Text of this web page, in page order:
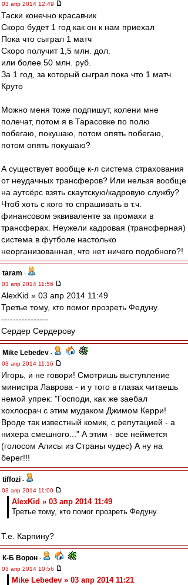
03 апр 2014 12:49
Таски конечно красавчик
Скоро будет 1 год как он к нам приехал
Пока что сыграл 1 матч
Скоро получит 1,5 млн. дол.
или более 50 млн. руб.
За 1 год, за который сыграл пока что 1 матч
Круто
Можно меня тоже подпишут, колени мне
полечат, потом я в Тарасовке по полю
побегаю, покушаю, потом опять побегаю,
потом опять покушаю?
А существует вообще к-л система страхования
от неудачных трансферов? Или нельзя вообще
на аутсёрс взять скаутскую/кадровую службу?
Чтоб хоть с кого то спрашивать в т.ч.
финансовом эквиваленте за промахи в
трансферах. Неужели кадровая (трансферная)
система в футболе настолько
неорганизованная, что нет ничего подобного?!
taram -
03 апр 2014 11:56
AlexKid » 03 апр 2014 11:49
Третье тому, кто помог прозреть Федуну.
----------------
Сердер Сердерову
Mike Lebedev -
03 апр 2014 11:16
Игорь, и не говори! Смотришь выступление
министра Лаврова - и у того в глазах читаешь
немой упрек: "Господи, как же заебал
хохлосрач с этим мудаком Джимом Керри!
Вроде так известный комик, с репутацией - а
нихера смешного..." А этим - все неймется
(голосом Алисы из Страны чудес) А ну на
берег!!!
tiffozi -
03 апр 2014 11:00
AlexKid » 03 апр 2014 11:49
Третье тому, кто помог прозреть Федуну.
Т.е. Карпину?
К-Б Ворон -
03 апр 2014 10:56
Mike Lebedev » 03 апр 2014 11:21